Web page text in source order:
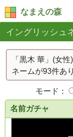
なまえの森
イングリッシュ
「黒木 華」(女
ネームが93件あ
モード：
名前ガチャ